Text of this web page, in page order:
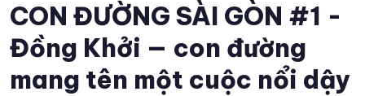
CON ĐƯỜNG SÀI GÒN #1 -
Đồng Khởi — con đường
mang tên một cuộc nổi dậy